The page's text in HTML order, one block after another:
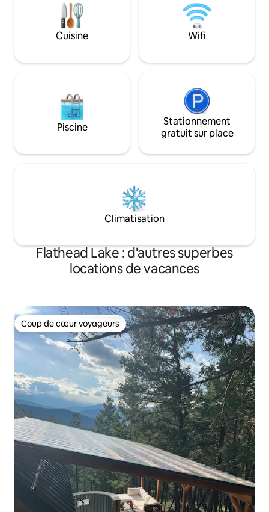
l'année avec les mini-splits CVC. Que
vous sirotiez un café sur la terrasse en
regardant les cerfs se promener ou que
vous vous détendiez dans le jacuzzi
national de Glacier, votre séjour sera
désir de créer
significatif pour
C'est le mélange
Cuisine Wifi
Piscine
Stationnement
gratuit sur place
Climatisation
Flathead Lake : d'autres superbes
locations de vacances
Coup de cœur voyageurs
Coup de cœur voyageurs